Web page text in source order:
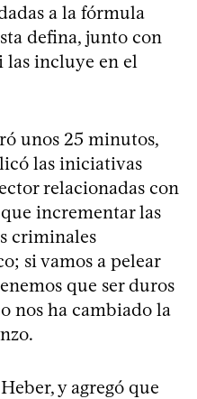
a la fórmula
defina, junto con
las incluye en el
unos 25 minutos,
las iniciativas
relacionadas con
incrementar las
criminales
si vamos a pelear
que ser duros
nos ha cambiado la
y agregó que